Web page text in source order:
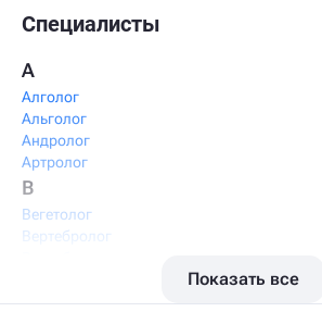
Специалисты
А
Алголог
Альголог
Андролог
Артролог
В
Вегетолог
Вертебролог
Висцеральный массажист
Показать все